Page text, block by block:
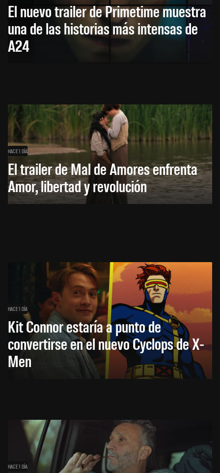
El nuevo trailer de Primetime muestra
una de las historias más intensas de
A24
HACE 1 DÍA
El trailer de Mal de Amores enfrenta
Amor, libertad y revolución
HACE 1 DÍA
Kit Connor estaría a punto de
convertirse en el nuevo Cyclops de X-
Men
HACE 1 DÍA